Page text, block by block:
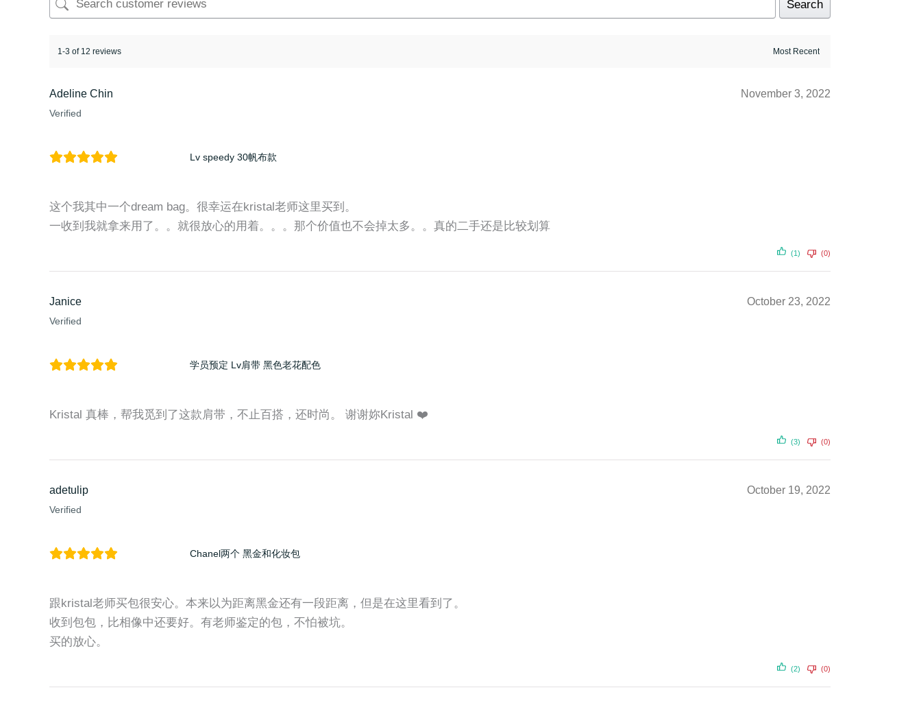
Search
1-3 of 12 reviews
Adeline Chin
Verified
November 3, 2022
Lv speedy 30帆布款
这个我其中一个dream bag。很幸运在kristal老师这里买到。
一收到我就拿来用了。。就很放心的用着。。。那个价值也不会掉太多。。真的二手还是比较划算
(1) (0)
Janice
Verified
October 23, 2022
学员预定 Lv肩带 黑色老花配色
Kristal 真棒，帮我觅到了这款肩带，不止百搭，还时尚。 谢谢妳Kristal ❤️
(3) (0)
adetulip
Verified
October 19, 2022
Chanel两个 黑金和化妆包
跟kristal老师买包很安心。本来以为距离黑金还有一段距离，但是在这里看到了。
收到包包，比相像中还要好。有老师鉴定的包，不怕被坑。
买的放心。
(2) (0)